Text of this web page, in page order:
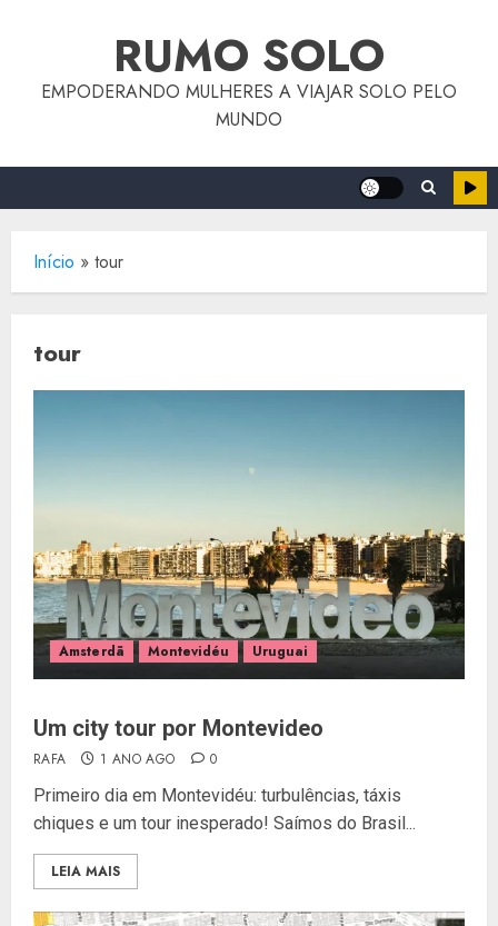
RUMO SOLO
EMPODERANDO MULHERES A VIAJAR SOLO PELO
MUNDO
Início » tour
tour
Amsterdã Montevidéu Uruguai
Um city tour por Montevideo
RAFA 1 ANO AGO 0
Primeiro dia em Montevidéu: turbulências, táxis
chiques e um tour inesperado! Saímos do Brasil...
LEIA MAIS